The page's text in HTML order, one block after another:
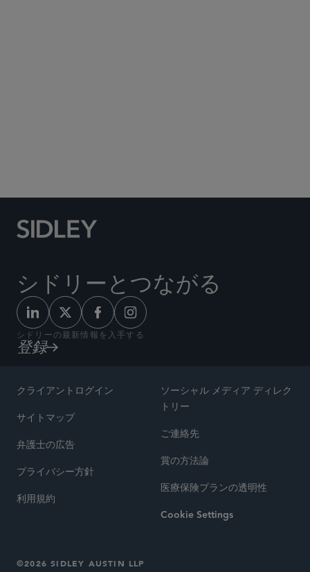
シドリーとつながる
シドリーの最新情報を入手する
登録
クライアントログイン
サイトマップ
弁護士の広告
プライバシー方針
利用規約
ソーシャル メディア ディレク
トリー
ご連絡先
賞の方法論
医療保険プランの透明性
Cookie Settings
©2026 SIDLEY AUSTIN LLP